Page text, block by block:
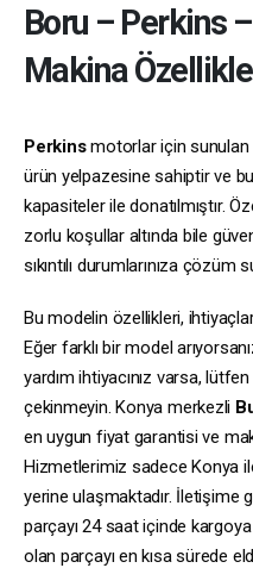
Boru – Perkins–
Makina
Perkinsmotorlar için sunulan
ürün yelpazesine sahiptir ve
kapasiteler ile donatılmıştır.
zorlu koşullar altında bile
sıkıntılı durumlarınıza
Bu modelin özellikleri,
Eğer farklı bir model
yardım ihtiyacınız varsa,
çekinmeyin. Konya merkezli
en uygun fiyat garantisi ve
Hizmetlerimiz sadece Konya ile
yerine ulaşmaktadır. İletişime
parçayı 24 saat içinde
olan parçayı en kısa sürede